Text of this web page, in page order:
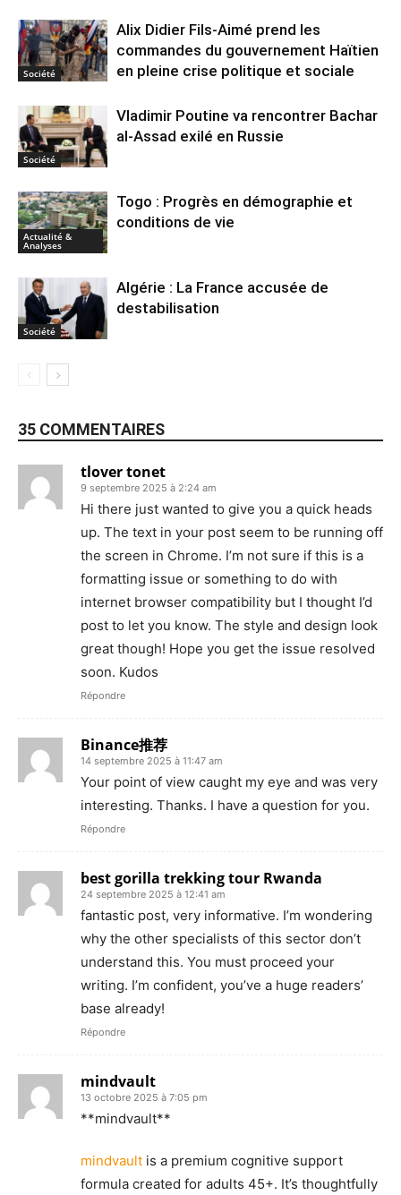
Société
Alix Didier Fils-Aimé prend les
commandes du gouvernement Haïtien
en pleine crise politique et sociale
Société
Vladimir Poutine va rencontrer Bachar
al-Assad exilé en Russie
Actualité &
Analyses
Togo : Progrès en démographie et
conditions de vie
Société
Algérie : La France accusée de
destabilisation
35 COMMENTAIRES
tlover tonet
9 septembre 2025 à 2:24 am
Hi there just wanted to give you a quick heads
up. The text in your post seem to be running off
the screen in Chrome. I’m not sure if this is a
formatting issue or something to do with
internet browser compatibility but I thought I’d
post to let you know. The style and design look
great though! Hope you get the issue resolved
soon. Kudos
Répondre
Binance推荐
14 septembre 2025 à 11:47 am
Your point of view caught my eye and was very
interesting. Thanks. I have a question for you.
Répondre
best gorilla trekking tour Rwanda
24 septembre 2025 à 12:41 am
fantastic post, very informative. I’m wondering
why the other specialists of this sector don’t
understand this. You must proceed your
writing. I’m confident, you’ve a huge readers’
base already!
Répondre
mindvault
13 octobre 2025 à 7:05 pm
** mindvault**
mindvault is a premium cognitive support
formula created for adults 45+. It’s thoughtfully